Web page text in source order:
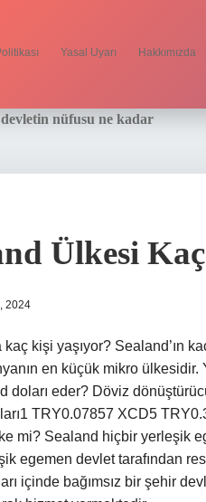
Yasal Uyarı Hakkımızda
nüfusu ne kadar
Ülkesi
2024
kaç kişi yaşıyor? Sealand’ın
en küçük mikro
doları eder? Döviz
TRY0.07857 XCD5
mi? Sealand hiçbir yerleşik
egemen devlet tarafından
içinde bağımsız bir şehir